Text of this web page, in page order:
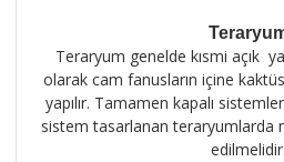
Teraryum genelde kısmi açık
olarak cam fanusların içine
yapılır. Tamamen kapalı
sistem tasarlanan teraryumlarda
edilmelidir.